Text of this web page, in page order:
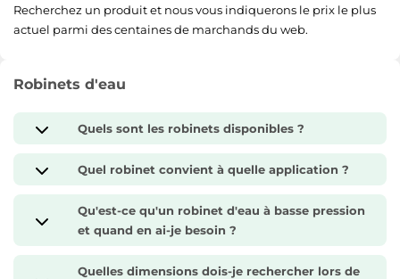
Recherchez un produit et nous vous indiquerons le prix le plus
actuel parmi des centaines de marchands du web.
Robinets d'eau
Quels sont les robinets disponibles ?
Quel robinet convient à quelle application ?
Qu'est-ce qu'un robinet d'eau à basse pression
et quand en ai-je besoin ?
Quelles dimensions dois-je rechercher lors de